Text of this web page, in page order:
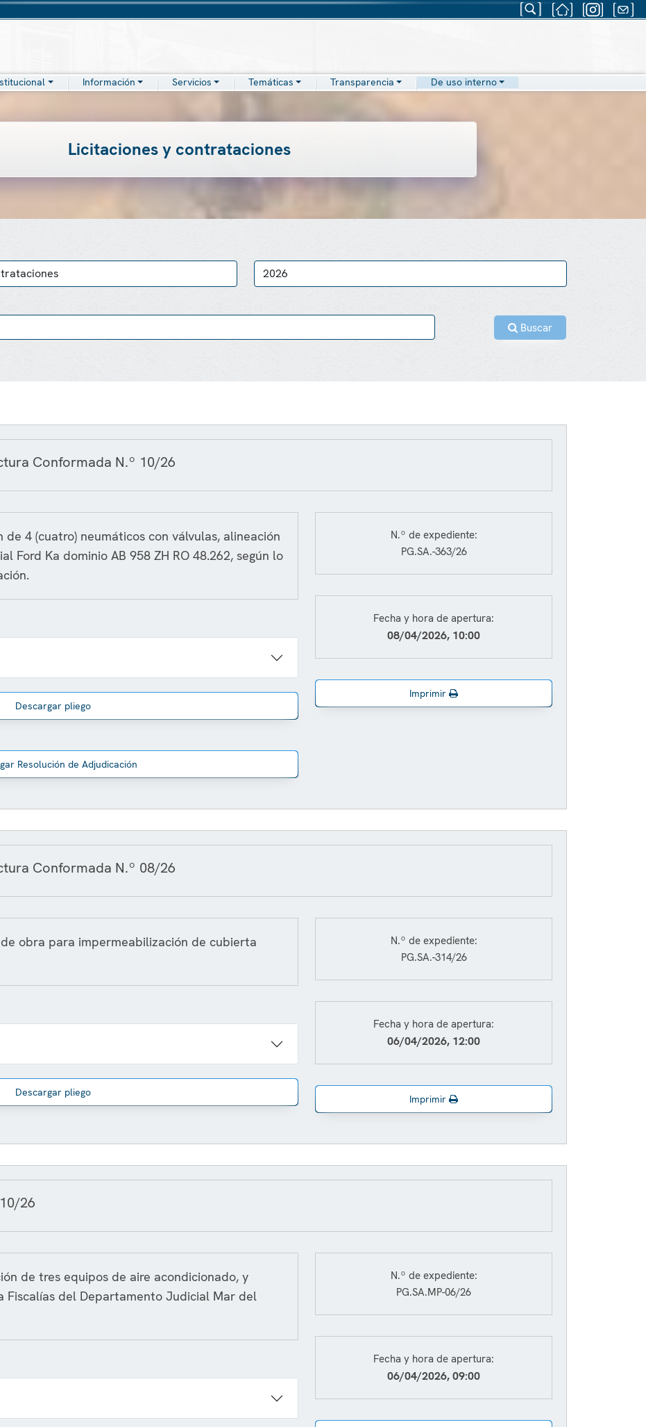
Información Servicios Temáticas Transparencia De uso interno
Licitaciones y contrataciones
Buscar
Conformada N.º 10/26
de 4 (cuatro) neumáticos con válvulas, alineación
Ford Ka dominio AB 958 ZH RO 48.262, según lo
Descargar pliego
Resolución de Adjudicación
N.º de expediente:
PG.SA.-363/26
Fecha y hora de apertura:
08/04/2026, 10:00
Imprimir
Conformada N.º 08/26
obra para impermeabilización de cubierta
Descargar pliego
N.º de expediente:
PG.SA.-314/26
Fecha y hora de apertura:
06/04/2026, 12:00
Imprimir
26
de tres equipos de aire acondicionado, y
Fiscalías del Departamento Judicial Mar del
N.º de expediente:
PG.SA.MP-06/26
Fecha y hora de apertura:
06/04/2026, 09:00